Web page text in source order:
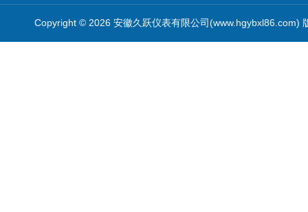
Copyright © 2026 安徽久跃仪表有限公司(www.hgybxl86.com)